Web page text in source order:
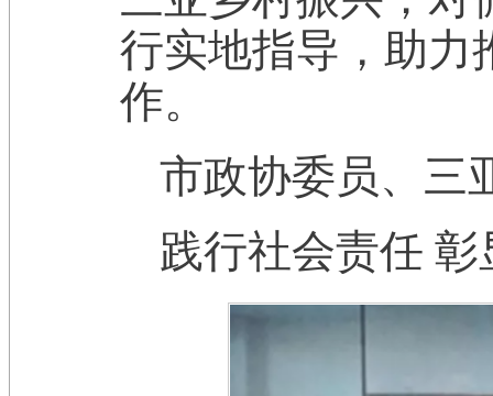
行实地指导，助力
作。
市政协委员、
践行社会责任